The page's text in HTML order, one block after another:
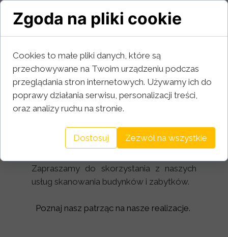
Poznaj nasz patrząc na nasze realizacje.
coraz większą popularność w branży
architektonicznej. Skanowanie
przeprowadzamy również we Wrocławiu,
Legnicy, Wałbrzychu i Opolu.. Oferujemy
profesjonalne skanowanie laserowe
budynków, zabytków i kościołów. Nasze
zaawansowane technologie pozwalają
nam dostarczać wyniki zgodnie z
oczekiwaniami klientów. Nasi
doświadczeni specjaliści gwarantują
wysoką jakość skanowania, dzięki czemu
Zapraszamy do skorzystania z naszych
usług skanowania budynków i zabytków.
Zgoda na pliki cookie
Cookies to małe pliki danych, które są
przechowywane na Twoim urządzeniu podczas
przeglądania stron internetowych. Używamy ich do
poprawy działania serwisu, personalizacji treści,
oraz analizy ruchu na stronie.
Dostosuj Zezwól na wszystkie